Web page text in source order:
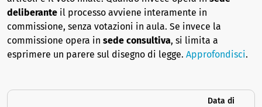
deliberante il processo avviene interamente in
commissione, senza votazioni in aula. Se invece la
commissione opera in sede consultiva, si limita a
esprimere un parere sul disegno di legge. Approfondisci.
Data di